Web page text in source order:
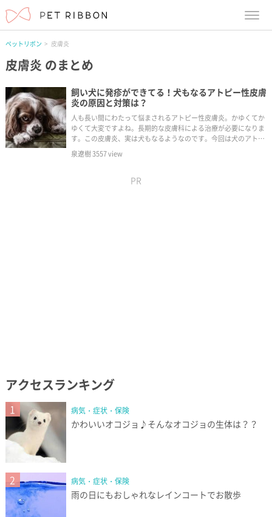
ペットリボン 皮膚炎
皮膚炎 のまとめ
飼い犬に発疹ができてる！犬もなるアトピー性皮膚
炎の原因と対策は？
人も長い間にわたって悩まされるアトピー性皮膚炎。かゆくてか
ゆくて大変ですよね。長期的な皮膚科による治療が必要になりま
す。この皮膚炎、実は犬もなるようなのです。今回は犬のアトピ
ー性皮膚炎の原因と対策を、見ていこうと思います。
泉遼樹3557view
PR
アクセスランキング
1 病気・症状・保険
かわいいオコジョ♪そんなオコジョの生体は？？
2 病気・症状・保険
雨の日にもおしゃれなレインコートでお散歩